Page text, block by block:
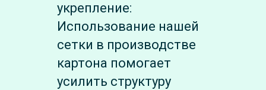
укрепление:
Использование нашей
сетки в производстве
картона помогает
усилить структуру